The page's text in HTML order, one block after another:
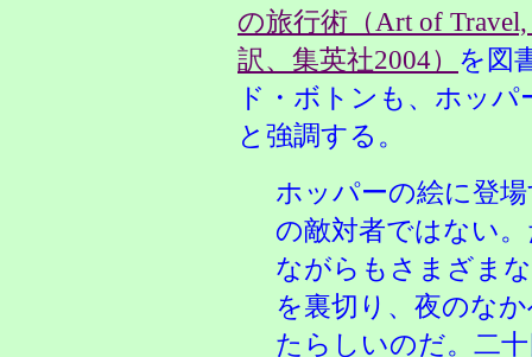
の旅行術（Art of
訳、集英社2004） を図
ド・ボトンも、ホッ
と強調する。
ホッパーの絵に登
の敵対者ではない
ながらもさまざま
を裏切り、夜のな
たらしいのだ。二